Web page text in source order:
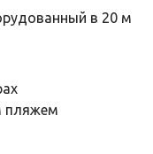
в 20 м
пляжем